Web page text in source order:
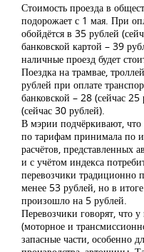
Стоимость проезда в
подорожает с 1 мая. При
обойдётся в 35 рублей
банковской картой – 39
наличные проезд будет
Поездка на трамвае,
рублей при оплате
банковской – 28 (сейчас
(сейчас 30 рублей).
В мэрии подчёркивают,
по тарифам принимала по
расчётов, представленных
и с учётом индекса
перевозчики традиционно
менее 53 рублей, но в
произошло на 5 рублей.
Перевозчики говорят, что
(моторное и
запасные части, особенно